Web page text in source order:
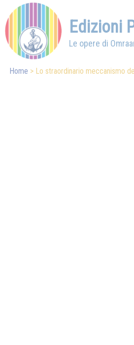
Edizioni
Le opere di
Home Lo straordinario meccanismo